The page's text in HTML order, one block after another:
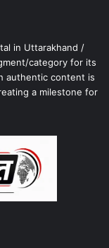
in Uttarakhand /
category for its
authentic content is
a milestone for